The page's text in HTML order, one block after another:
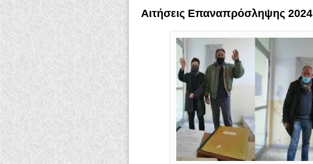
Αιτήσεις Επαναπρόσληψης 2024